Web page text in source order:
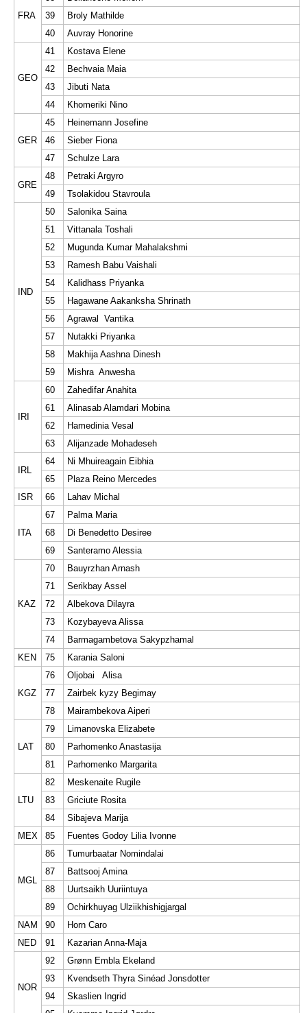
FRA
39
Broly Mathilde
40
Auvray Honorine
GEO
41
Kostava Elene
42
Bechvaia Maia
43
Jibuti Nata
44
Khomeriki Nino
GER
45
Heinemann Josefine
46
Sieber Fiona
47
Schulze Lara
GRE
48
Petraki Argyro
49
Tsolakidou Stavroula
IND
50
Salonika Saina
51
Vittanala Toshali
52
Mugunda Kumar Mahalakshmi
53
Ramesh Babu Vaishali
54
Kalidhass Priyanka
55
Hagawane Aakanksha Shrinath
56
Agrawal Vantika
57
Nutakki Priyanka
58
Makhija Aashna Dinesh
59
Mishra Anwesha
IRI
60
Zahedifar Anahita
61
Alinasab Alamdari Mobina
62
Hamedinia Vesal
63
Alijanzade Mohadeseh
IRL
64
Ni Mhuireagain Eibhia
65
Plaza Reino Mercedes
ISR
66 Lahav Michal
ITA
67
Palma Maria
68
Di Benedetto Desiree
69
Santeramo Alessia
KAZ
70
Bauyrzhan Arnash
71
Serikbay Assel
72
Albekova Dilayra
73
Kozybayeva Alissa
74
Barmagambetova Sakypzhamal
KEN
75 Karania Saloni
KGZ
76
Oljobai Alisa
77
Zairbek kyzy Begimay
78
Mairambekova Aiperi
LAT
79
Limanovska Elizabete
80
Parhomenko Anastasija
81
Parhomenko Margarita
LTU
82
Meskenaite Rugile
83
Griciute Rosita
84
Sibajeva Marija
MEX
85 Fuentes Godoy Lilia Ivonne
MGL
86
Tumurbaatar Nomindalai
87
Battsooj Amina
88
Uurtsaikh Uuriintuya
89
Ochirkhuyag Ulziikhishigjargal
NAM
90
Horn Caro
NED
91 Kazarian Anna-Maja
NOR
92
Grønn Embla Ekeland
93
Kvendseth Thyra Sinéad Jonsdotter
94
Skaslien Ingrid